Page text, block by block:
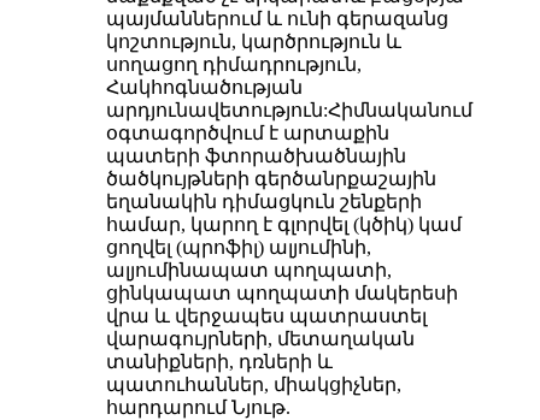
պայմաններում և ունի գերազանց
կոշտություն, կարծրություն և
սողացող դիմադրություն,
Հակհոգնածության
արդյունավետություն:Հիմնականում
օգտագործվում է արտաքին
պատերի ֆտորածխածնային
ծածկույթների գերծանրքաշային
եղանակին դիմացկուն շենքերի
համար, կարող է գլորվել (կծիկ) կամ
ցողվել (պրոֆիլ) ալյումինի,
ալյումինապատ պողպատի,
ցինկապատ պողպատի մակերեսի
վրա և վերջապես պատրաստել
վարագույրների, մետաղական
տանիքների, դռների և
պատուհաններ, միակցիչներ,
հարդարում Նյութ.